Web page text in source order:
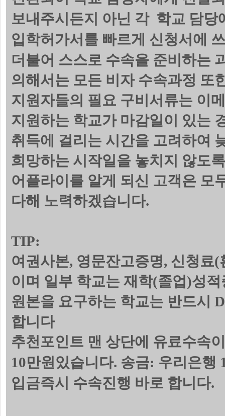
보내주시든지 아닌 각 학교 담당
입학허가서를 빠르게 신청서에
더불어 스스로 수속을 준비하는
의해서는 모든 비자 수속과정 또
지원자들의 필요 구비서류는 이
지원하는 학교가 마감일이 있는
취득에 걸리는 시간을 고려하여
희망하는 시작일을 놓치지 않도
어플라이를 알게 되신 고객은 모
다해 노력하겠습니다.
TIP:
여권사본, 영문잔고증명, 신청료(
이며 일부 학교는 재학(졸업)성
원본을 요구하는 학교는 반드시
합니다
추천포인트 맨 상단에 유료수속
10만원있습니다. 송금: 우리은행
입금즉시 수속진행 바로 합니다.